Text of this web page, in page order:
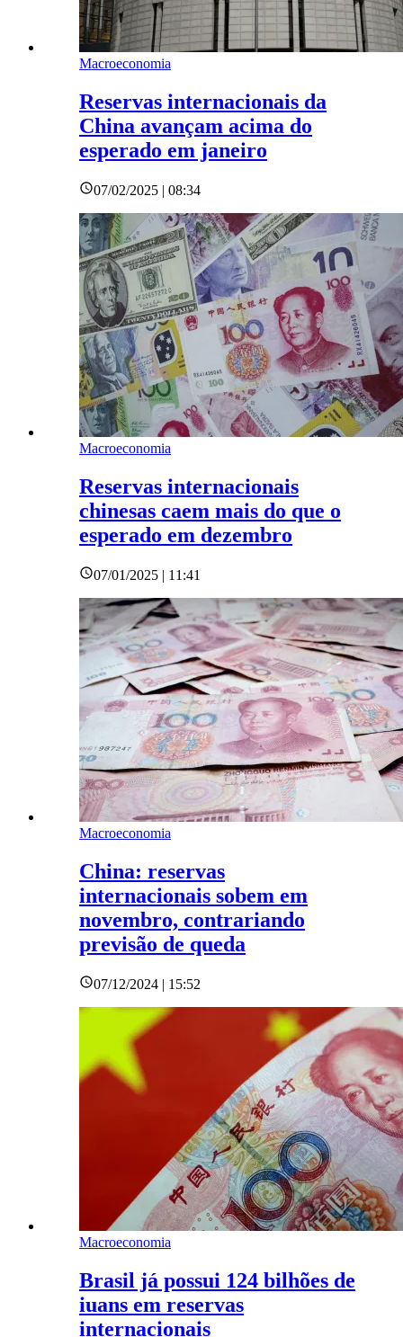
Macroeconomia
Reservas internacionais da
China avançam acima do
esperado em janeiro
07/02/2025 | 08:34
Macroeconomia
Reservas internacionais
chinesas caem mais do que o
esperado em dezembro
07/01/2025 | 11:41
Macroeconomia
China: reservas
internacionais sobem em
novembro, contrariando
previsão de queda
07/12/2024 | 15:52
Macroeconomia
Brasil já possui 124 bilhões de
iuans em reservas
internacionais